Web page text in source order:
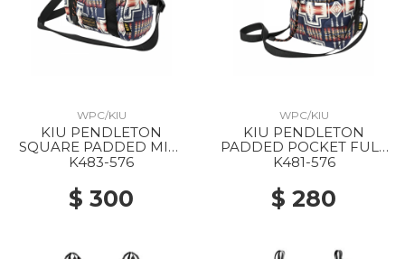
WPC/KIU
KIU PENDLETON
SQUARE PADDED MINI
BOSTON BAG 576
K483-576
$ 300
WPC/KIU
KIU PENDLETON
PADDED POCKET FULL
MINI BAG 576 HARDING
K481-576
$ 280